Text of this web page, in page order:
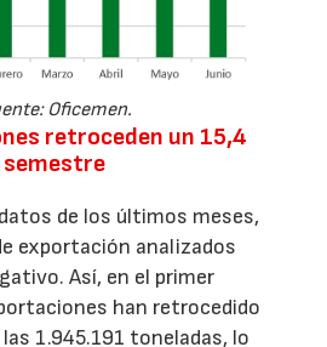
Oficemen.
retroceden un 15,4
semestre
de los últimos meses,
exportación analizados
Así, en el primer
han retrocedido
1.945.191 toneladas, lo